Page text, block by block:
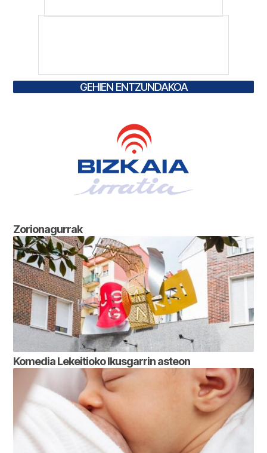
GEHIEN ENTZUNDAKOA
Zorionagurrak
Komedia Lekeitioko Ikusgarrin asteon